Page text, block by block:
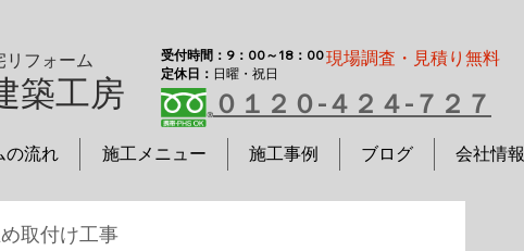
フォーム
築工房
受付時間：9：00～18：00
定休日： 日曜・祝日
現場調査・見積り無料
０１２０-４２４-７２７
の流れ 施工メニュー 施工事例 ブログ 会社情報
取付け工事